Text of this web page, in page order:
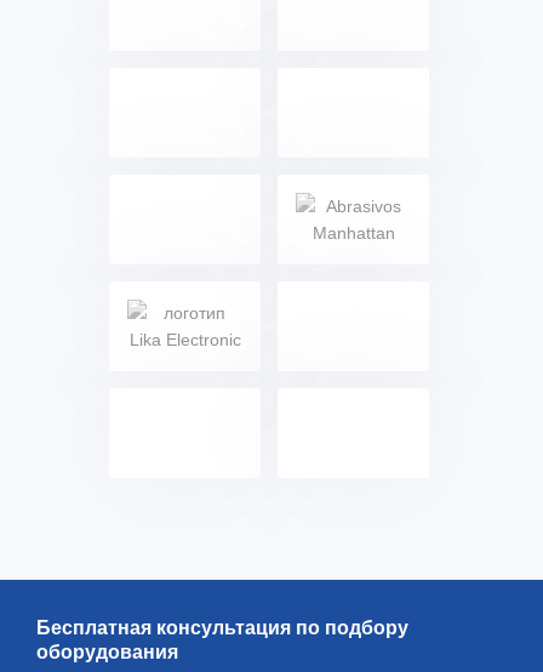
Бесплатная консультация по подбору
оборудования